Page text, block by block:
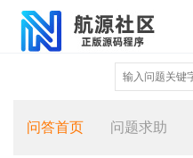
问答首页 问题求助